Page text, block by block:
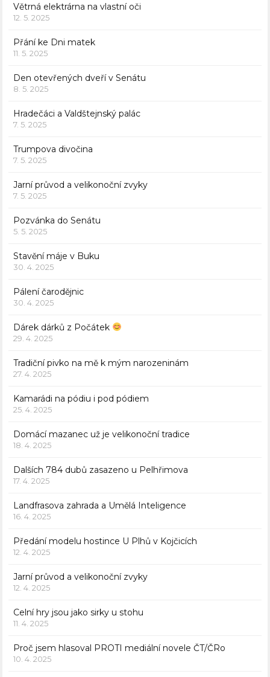
Větrná elektrárna na vlastní oči
12. 5. 2025
Přání ke Dni matek
11. 5. 2025
Den otevřených dveří v Senátu
8. 5. 2025
Hradečáci a Valdštejnský palác
7. 5. 2025
Trumpova divočina
7. 5. 2025
Jarní průvod a velikonoční zvyky
7. 5. 2025
Pozvánka do Senátu
5. 5. 2025
Stavění máje v Buku
30. 4. 2025
Pálení čarodějnic
30. 4. 2025
Dárek dárků z Počátek
29. 4. 2025
Tradiční pivko na mě k mým narozeninám
27. 4. 2025
Kamarádi na pódiu i pod pódiem
25. 4. 2025
Domácí mazanec už je velikonoční tradice
18. 4. 2025
Dalších 784 dubů zasazeno u Pelhřimova
17. 4. 2025
Landfrasova zahrada a Umělá Inteligence
16. 4. 2025
Předání modelu hostince U Plhů v Kojčicích
12. 4. 2025
Jarní průvod a velikonoční zvyky
12. 4. 2025
Celní hry jsou jako sirky u stohu
11. 4. 2025
Proč jsem hlasoval PROTI mediální novele ČT/ČRo
10. 4. 2025